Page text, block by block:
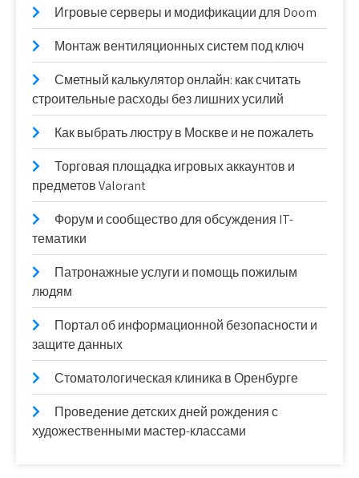
Игровые серверы и модификации для Doom
Монтаж вентиляционных систем под ключ
Сметный калькулятор онлайн: как считать
строительные расходы без лишних усилий
Как выбрать люстру в Москве и не пожалеть
Торговая площадка игровых аккаунтов и
предметов Valorant
Форум и сообщество для обсуждения IT-
тематики
Патронажные услуги и помощь пожилым
людям
Портал об информационной безопасности и
защите данных
Стоматологическая клиника в Оренбурге
Проведение детских дней рождения с
художественными мастер-классами